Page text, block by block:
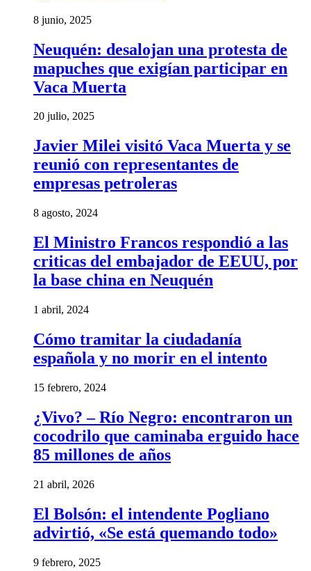
8 junio, 2025
Neuquén: desalojan una protesta de
mapuches que exigían participar en
Vaca Muerta
20 julio, 2025
Javier Milei visitó Vaca Muerta y se
reunió con representantes de
empresas petroleras
8 agosto, 2024
El Ministro Francos respondió a las
criticas del embajador de EEUU, por
la base china en Neuquén
1 abril, 2024
Cómo tramitar la ciudadanía
española y no morir en el intento
15 febrero, 2024
¿Vivo? – Río Negro: encontraron un
cocodrilo que caminaba erguido hace
85 millones de años
21 abril, 2026
El Bolsón: el intendente Pogliano
advirtió, «Se está quemando todo»
9 febrero, 2025